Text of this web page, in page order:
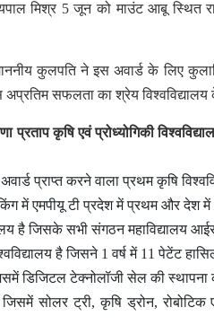
मिश्र 5 जून को माउंट आबू स्थित
कुलपति ने इस अवार्ड के लिए
सफलता का श्रेय विश्वविद्यालय के
प्रताप कृषि एवं प्रोध्योगिकी
प्राप्त करने वाला प्रथम कृषि
में एमपीयू टी प्रदेश में प्रथम और देश
है जिसके सभी संगठन महाविद्यालय
है जिसने 1 वर्ष में 11 पेटेंट
डिजिटल टेक्नोलॉजी सेल की स्थापना
जिसमें सोलर ट्री, कृषि ड्रोन,